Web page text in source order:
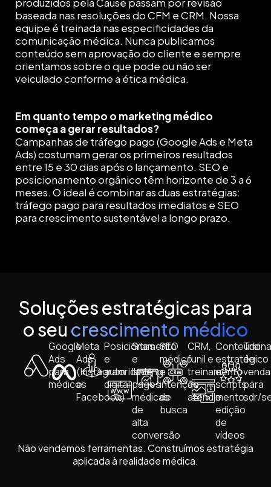
baseada nas resoluções do CFM e CRM. Nossa
equipe é treinada nas especificidades da
comunicação médica. Nunca publicamos
conteúdo sem aprovação do cliente e sempre
orientamos sobre o que pode ou não ser
veiculado conforme a ética médica.
Em quanto tempo o marketing médico
começa a gerar resultados?
Campanhas de tráfego pago (Google Ads e Meta
Ads) costumam gerar os primeiros resultados
entre 15 e 30 dias após o lançamento. SEO e
posicionamento orgânico têm horizonte de 3 a 6
meses. O ideal é combinar as duas estratégias:
tráfego pago para resultados imediatos e SEO
para crescimento sustentável a longo prazo.
Soluções estratégicas para
o seu crescimento médico
Google
Ads
para
médicos
Meta
Ads
(Instagram
e
Facebook)
Posicionamento
e
autoridade
digital
Sites
e
landing
pages
médicas
de
alta
conversão
SEO
médico
e
intenção
de
busca
CRM,
funil e
treinamento
de
atendimento
Conteúdo
estratégico
e
scripts
e
edição
de
vídeos
de
para
sdr/
Não vendemos ferramentas. Construímos estratégia
aplicada à realidade médica.